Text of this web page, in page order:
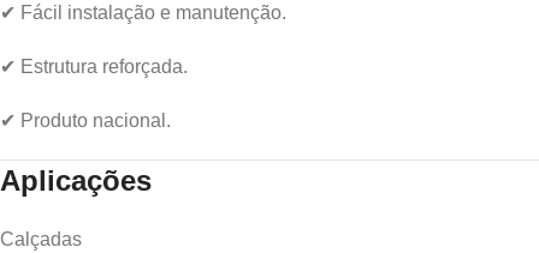
✔ Fácil instalação e manutenção.
✔ Estrutura reforçada.
✔ Produto nacional.
Aplicações
Calçadas